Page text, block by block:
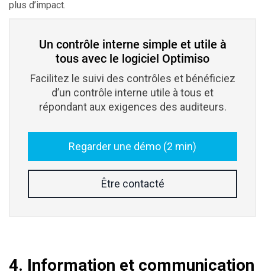
plus d’impact.
Un contrôle interne simple et utile à
tous avec le logiciel Optimiso
Facilitez le suivi des contrôles et bénéficiez
d’un contrôle interne utile à tous et
répondant aux exigences des auditeurs.
Regarder une démo (2 min)
Être contacté
4. Information et communication